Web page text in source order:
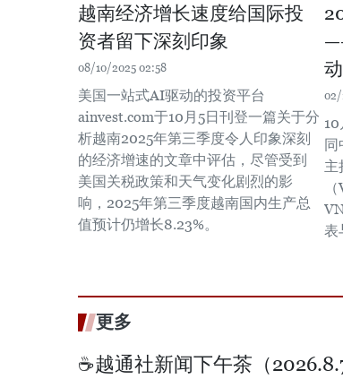
越南经济增长速度给国际投
资者留下深刻印象
08/10/2025 02:58
美国一站式AI驱动的投资平台
ainvest.com于10月5日刊登一篇关于分
析越南2025年第三季度令人印象深刻
的经济增速的文章中评估，尽管受到
美国关税政策和天气变化剧烈的影
响，2025年第三季度越南国内生产总
值预计仍增长8.23%。
02/
同
主
表
更多
☕️越通社新闻下午茶（